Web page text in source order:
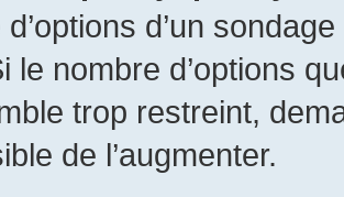
d’un
le nombre d’options
trop restreint,
de l’augmenter.